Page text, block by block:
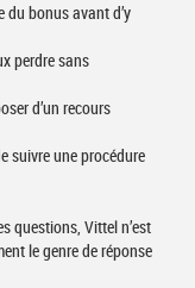
du bonus avant d’y
perdre sans
d’un recours
suivre une procédure
questions, Vittel n’est
le genre de réponse